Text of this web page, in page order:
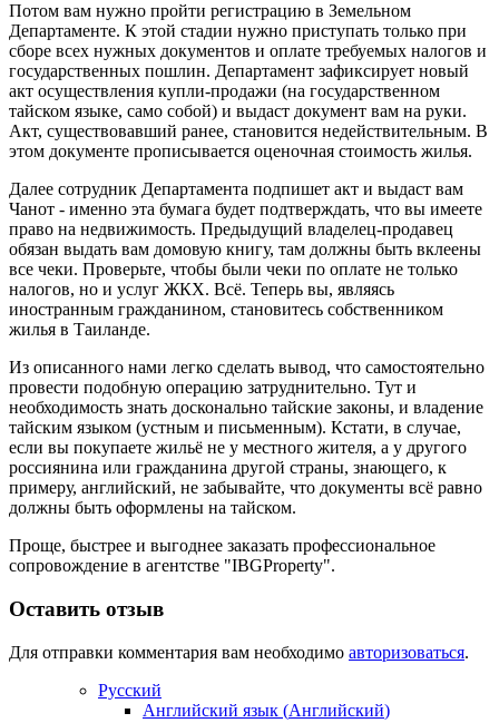
Потом вам нужно пройти регистрацию в Земельном
Департаменте. К этой стадии нужно приступать только при
сборе всех нужных документов и оплате требуемых налогов и
государственных пошлин. Департамент зафиксирует новый
акт осуществления купли-продажи (на государственном
тайском языке, само собой) и выдаст документ вам на руки.
Акт, существовавший ранее, становится недействительным. В
этом документе прописывается оценочная стоимость жилья.
Далее сотрудник Департамента подпишет акт и выдаст вам
Чанот - именно эта бумага будет подтверждать, что вы имеете
право на недвижимость. Предыдущий владелец-продавец
обязан выдать вам домовую книгу, там должны быть вклеены
все чеки. Проверьте, чтобы были чеки по оплате не только
налогов, но и услуг ЖКХ. Всё. Теперь вы, являясь
иностранным гражданином, становитесь собственником
жилья в Таиланде.
Из описанного нами легко сделать вывод, что самостоятельно
провести подобную операцию затруднительно. Тут и
необходимость знать досконально тайские законы, и владение
тайским языком (устным и письменным). Кстати, в случае,
если вы покупаете жильё не у местного жителя, а у другого
россиянина или гражданина другой страны, знающего, к
примеру, английский, не забывайте, что документы всё равно
должны быть оформлены на тайском.
Проще, быстрее и выгоднее заказать профессиональное
сопровождение в агентстве "IBGProperty".
Оставить отзыв
Для отправки комментария вам необходимо авторизоваться.
Русский
Английский язык (Английский)